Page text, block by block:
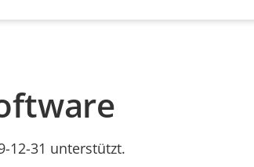
12-31 unterstützt.